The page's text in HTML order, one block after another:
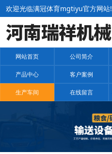
欢迎光临满冠体育mgtiyu官方网站!
网站首页 公司简介
产品中心 客户案例
生产车间 在线留言